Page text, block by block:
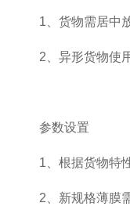
1、货物需居中
2、异形货物使
参数设置‌
1、根据货物特
2、新规格薄膜